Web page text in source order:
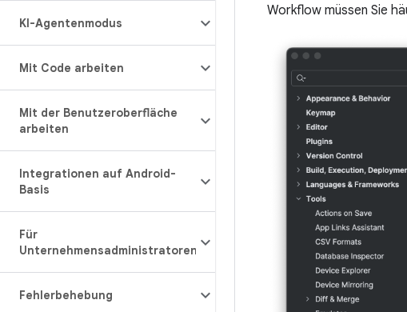
KI-Agentenmodus
Mit Code arbeiten
Mit der Benutzeroberfläche
arbeiten
Integrationen auf Android-
Basis
Für
Unternehmensadministratoren
Fehlerbehebung
Workflow müssen Sie